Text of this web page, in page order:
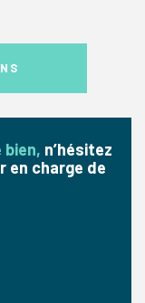
bien, n’hésitez
en charge de